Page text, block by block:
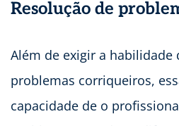
Resolução de
Além de exigir a habilidade
problemas corriqueiros,
capacidade de o